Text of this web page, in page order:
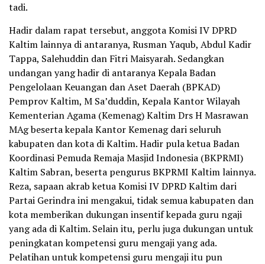
tadi.
Hadir dalam rapat tersebut, anggota Komisi IV DPRD
Kaltim lainnya di antaranya, Rusman Yaqub, Abdul Kadir
Tappa, Salehuddin dan Fitri Maisyarah. Sedangkan
undangan yang hadir di antaranya Kepala Badan
Pengelolaan Keuangan dan Aset Daerah (BPKAD)
Pemprov Kaltim, M Sa’duddin, Kepala Kantor Wilayah
Kementerian Agama (Kemenag) Kaltim Drs H Masrawan
MAg beserta kepala Kantor Kemenag dari seluruh
kabupaten dan kota di Kaltim. Hadir pula ketua Badan
Koordinasi Pemuda Remaja Masjid Indonesia (BKPRMI)
Kaltim Sabran, beserta pengurus BKPRMI Kaltim lainnya.
Reza, sapaan akrab ketua Komisi IV DPRD Kaltim dari
Partai Gerindra ini mengakui, tidak semua kabupaten dan
kota memberikan dukungan insentif kepada guru ngaji
yang ada di Kaltim. Selain itu, perlu juga dukungan untuk
peningkatan kompetensi guru mengaji yang ada.
Pelatihan untuk kompetensi guru mengaji itu pun